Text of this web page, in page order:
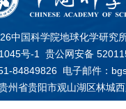
中国科学院地球化学研究
号-1
贵公网安备
84849826 电子邮件：
州省贵阳市观山湖区林城